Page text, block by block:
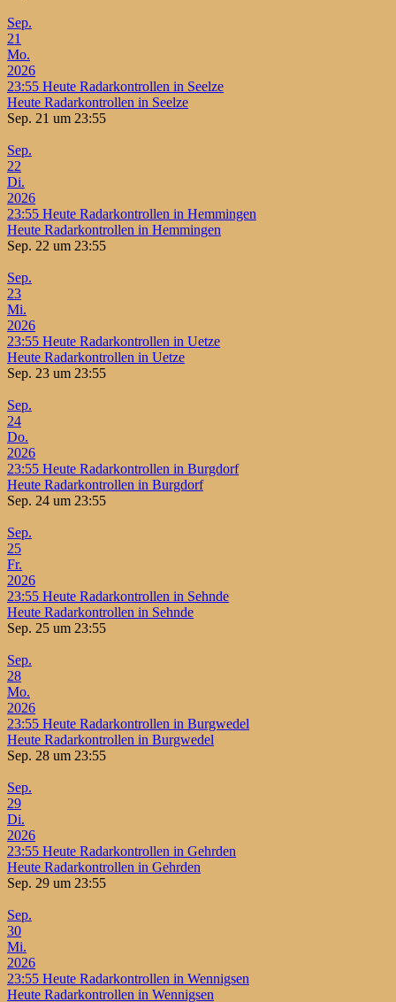
Sep.
21
Mo.
2026
23:55 Heute Radarkontrollen in Seelze
Heute Radarkontrollen in Seelze
Sep. 21 um 23:55
Sep.
22
Di.
2026
23:55 Heute Radarkontrollen in Hemmingen
Heute Radarkontrollen in Hemmingen
Sep. 22 um 23:55
Sep.
23
Mi.
2026
23:55 Heute Radarkontrollen in Uetze
Heute Radarkontrollen in Uetze
Sep. 23 um 23:55
Sep.
24
Do.
2026
23:55 Heute Radarkontrollen in Burgdorf
Heute Radarkontrollen in Burgdorf
Sep. 24 um 23:55
Sep.
25
Fr.
2026
23:55 Heute Radarkontrollen in Sehnde
Heute Radarkontrollen in Sehnde
Sep. 25 um 23:55
Sep.
28
Mo.
2026
23:55 Heute Radarkontrollen in Burgwedel
Heute Radarkontrollen in Burgwedel
Sep. 28 um 23:55
Sep.
29
Di.
2026
23:55 Heute Radarkontrollen in Gehrden
Heute Radarkontrollen in Gehrden
Sep. 29 um 23:55
Sep.
30
Mi.
2026
23:55 Heute Radarkontrollen in Wennigsen
Heute Radarkontrollen in Wennigsen